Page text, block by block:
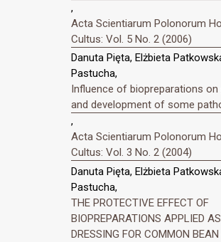
,
Acta Scientiarum Polonorum
Cultus: Vol. 5 No. 2 (2006)
Danuta Pięta, Elżbieta
Pastucha,
Influence of biopreparations on
and development of some
,
Acta Scientiarum Polonorum
Cultus: Vol. 3 No. 2 (2004)
Danuta Pięta, Elżbieta
Pastucha,
THE PROTECTIVE EFFECT OF
BIOPREPARATIONS APPLIED
DRESSING FOR COMMON